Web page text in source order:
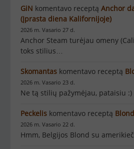
GiN komentavo receptą Anchor
(Įprasta diena Kalifornijoje)
2026 m. Vasario 27 d.
Anchor Steam turėjau omeny
toks stilius…
Skomantas komentavo receptą
2026 m. Vasario 23 d.
Ne tą stilių pažymėjau, pataisiu :)
Peckelis komentavo receptą
2026 m. Vasario 22 d.
Hmm, Belgijos Blond su